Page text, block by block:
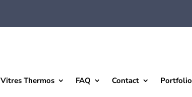
Vitres Thermos FAQ Contact Portfolio